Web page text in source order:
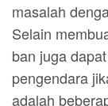
masalah
Selain
ban juga
pengendara
adalah